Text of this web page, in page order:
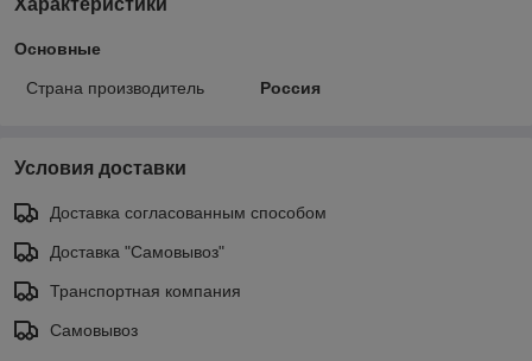
Характеристики
Основные
Страна производитель Россия
Условия доставки
Доставка согласованным способом
Доставка "Самовывоз"
Транспортная компания
Самовывоз